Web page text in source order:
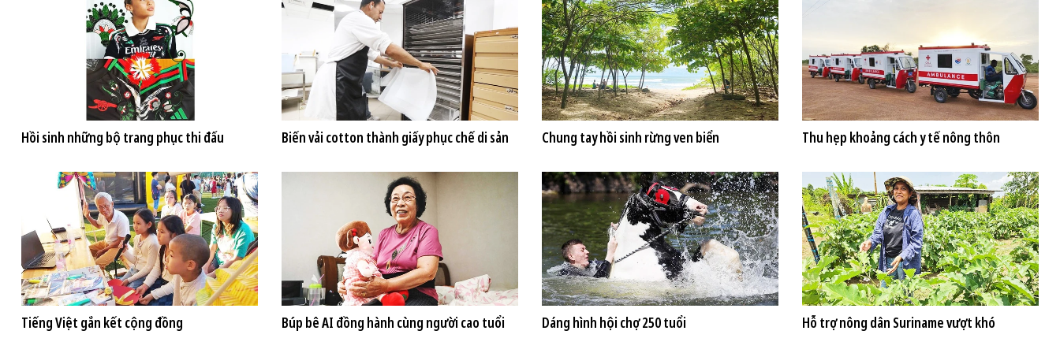
Hồi sinh những bộ trang phục thi đấu Biến vải cotton thành giấy phục chế di sản Chung tay hồi sinh rừng ven biển Thu hẹp khoảng cách y tế nông thôn
Tiếng Việt gắn kết cộng đồng Búp bê AI đồng hành cùng người cao tuổi Dáng hình hội chợ 250 tuổi Hỗ trợ nông dân Suriname vượt khó